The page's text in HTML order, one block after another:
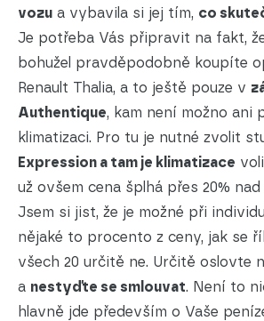
vozu a vybavila si jej tím, co
Je potřeba Vás připravit na fakt,
bohužel pravděpodobně koupíte
Renault Thalia, a to ještě pouze v
Authentique, kam není možno ani
klimatizaci. Pro tu je nutné zvolit
Expression a tam je klimatizace
už ovšem cena šplhá přes 20%
Jsem si jist, že je možné při
nějaké to procento z ceny, jak se
všech 20 určitě ne. Určitě oslovte
a nestyďte se smlouvat. Není to
hlavně jde především o Vaše